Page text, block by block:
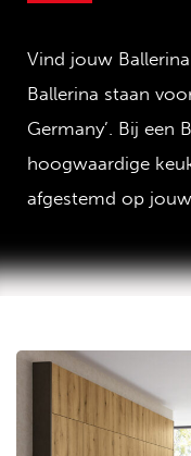
Vind jouw
Ballerina staan
Germany’. Bij een
hoogwaardige
afgestemd op